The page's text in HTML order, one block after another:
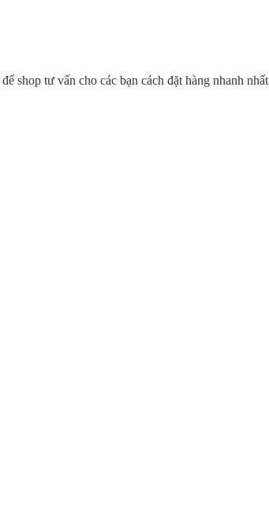
để shop tư vấn cho các bạn cách đặt hàng nhanh nhất